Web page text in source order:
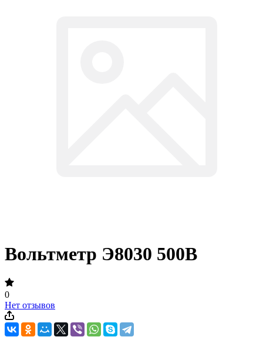
Вольтметр Э8030 500В
0
Нет отзывов